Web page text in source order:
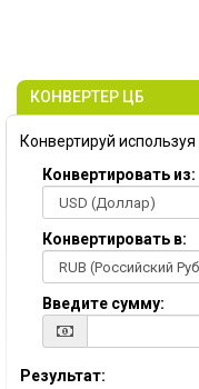
КОНВЕРТЕР ЦБ
Конвертируй используя
Конвертировать из:
Конвертировать в:
Введите сумму:
Результат: